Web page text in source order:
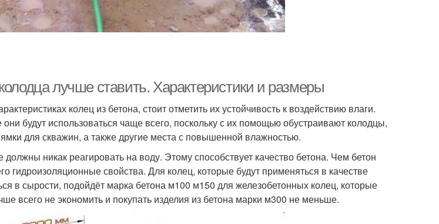
лучше ставить. Характеристики и размеры
колец из бетона, стоит отметить их устойчивость к воздействию влаги.
будут использоваться чаще всего, поскольку с их помощью обустраивают колодцы,
для скважин, а также другие места с повышенной влажностью.
никак реагировать на воду. Этому способствует качество бетона. Чем бетон
гидроизоляционные свойства. Для колец, которые будут применяться в качестве
в сырости, подойдёт марка бетона м100 м150 для железобетонных колец, которые
всего не экономить и покупать изделия из бетона марки м300 не меньше.